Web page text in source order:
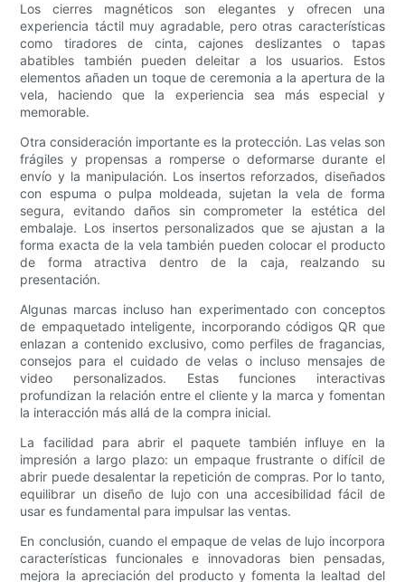
Los cierres magnéticos son elegantes y ofrecen una
experiencia táctil muy agradable, pero otras características
como tiradores de cinta, cajones deslizantes o tapas
abatibles también pueden deleitar a los usuarios. Estos
elementos añaden un toque de ceremonia a la apertura de la
vela, haciendo que la experiencia sea más especial y
memorable.
Otra consideración importante es la protección. Las velas son
frágiles y propensas a romperse o deformarse durante el
envío y la manipulación. Los insertos reforzados, diseñados
con espuma o pulpa moldeada, sujetan la vela de forma
segura, evitando daños sin comprometer la estética del
embalaje. Los insertos personalizados que se ajustan a la
forma exacta de la vela también pueden colocar el producto
de forma atractiva dentro de la caja, realzando su
presentación.
Algunas marcas incluso han experimentado con conceptos
de empaquetado inteligente, incorporando códigos QR que
enlazan a contenido exclusivo, como perfiles de fragancias,
consejos para el cuidado de velas o incluso mensajes de
video personalizados. Estas funciones interactivas
profundizan la relación entre el cliente y la marca y fomentan
la interacción más allá de la compra inicial.
La facilidad para abrir el paquete también influye en la
impresión a largo plazo: un empaque frustrante o difícil de
abrir puede desalentar la repetición de compras. Por lo tanto,
equilibrar un diseño de lujo con una accesibilidad fácil de
usar es fundamental para impulsar las ventas.
En conclusión, cuando el empaque de velas de lujo incorpora
características funcionales e innovadoras bien pensadas,
mejora la apreciación del producto y fomenta la lealtad del